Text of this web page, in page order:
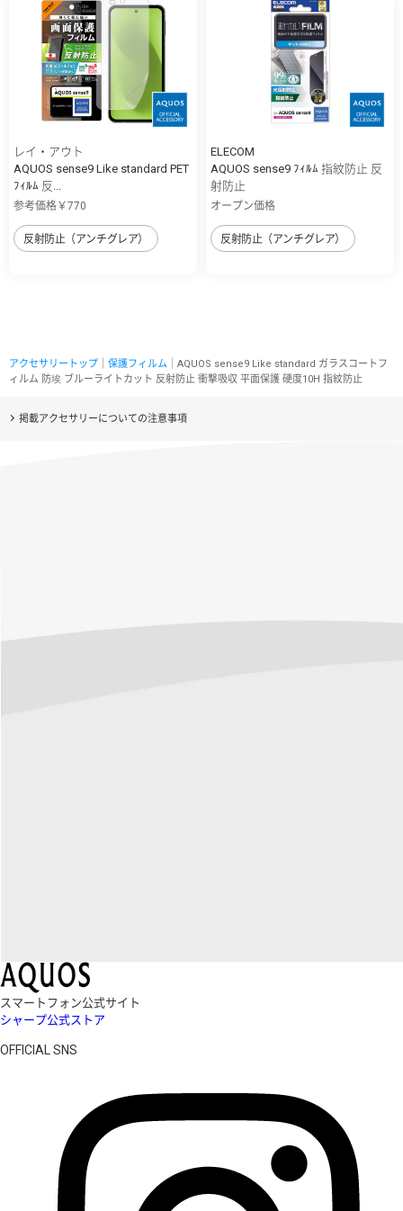
レイ・アウト
AQUOS sense9 Like standard PET
ﾌｨﾙﾑ 反...
参考価格￥770
反射防止（アンチグレア）
ELECOM
AQUOS sense9 ﾌｨﾙﾑ 指紋防止 反
射防止
オープン価格
反射防止（アンチグレア）
アクセサリートップ 保護フィルム ｜AQUOS sense9 Like standard ガラスコートフ
ィルム 防埃 ブルーライトカット 反射防止 衝撃吸収 平面保護 硬度10H 指紋防止
掲載アクセサリーについての注意事項
スマートフォン公式サイト
シャープ公式ストア
OFFICIAL SNS